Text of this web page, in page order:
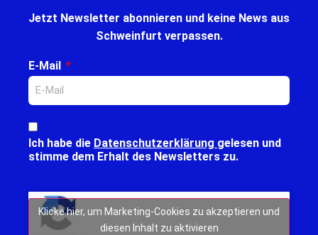
Jetzt Newsletter abonnieren und keine News aus
Schweinfurt verpassen.
E-Mail
Ich habe die Datenschutzerklärung gelesen und
stimme dem Erhalt des Newsletters zu.
Klicke hier, um Marketing-Cookies zu akzeptieren und
diesen Inhalt zu aktivieren